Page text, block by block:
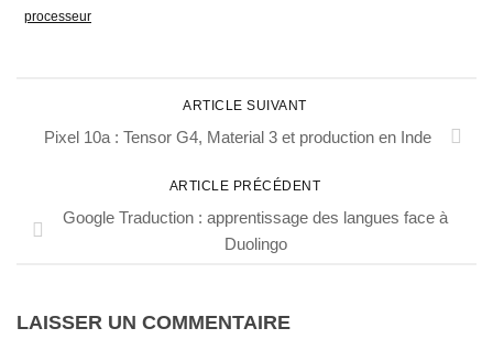
processeur
ARTICLE SUIVANT
Pixel 10a : Tensor G4, Material 3 et production en Inde
ARTICLE PRÉCÉDENT
Google Traduction : apprentissage des langues face à
Duolingo
LAISSER UN COMMENTAIRE